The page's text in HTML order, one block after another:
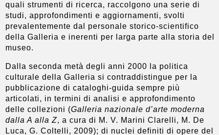
quali strumenti di ricerca, raccolgono una serie di
studi, approfondimenti e aggiornamenti, svolti
prevalentemente dal personale storico-scientifico
della Galleria e inerenti per larga parte alla storia del
museo.
Dalla seconda metà degli anni 2000 la politica
culturale della Galleria si contraddistingue per la
pubblicazione di cataloghi-guida sempre più
articolati, in termini di analisi e approfondimento
delle collezioni (Galleria nazionale d’arte moderna
dalla A alla Z, a cura di M. V. Marini Clarelli, M. De
Luca, G. Coltelli, 2009); di nuclei definiti di opere del